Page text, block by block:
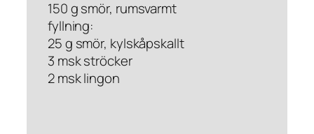
150 g smör, rumsvarmt
fyllning:
25 g smör, kylskåpskallt
3 msk ströcker
2 msk lingon